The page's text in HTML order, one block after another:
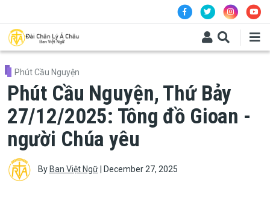
Phút Cầu Nguyện
Phút Cầu Nguyện, Thứ Bảy
27/12/2025: Tông đồ Gioan -
người Chúa yêu
By Ban Việt Ngữ| December 27, 2025